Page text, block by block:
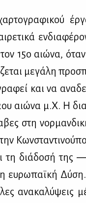
τον 15ο αιώ­να,
με­γά­λη
και να
αιώ­να μ.Χ. Η
στη
τη διά­δο­σή της
ευ­ρω­παϊ­κή
ανα­κα­λύ­ψεις